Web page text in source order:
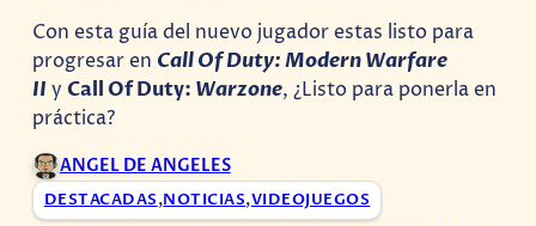
Con esta guía del nuevo jugador estas listo para
progresar en Call Of Duty: Modern Warfare
II y Call Of Duty: Warzone, ¿Listo para ponerla en
práctica?
ANGEL DE ANGELES
DESTACADAS,NOTICIAS,VIDEOJUEGOS